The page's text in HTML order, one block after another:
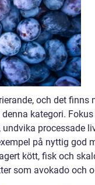
och det finns
kategori.
processade
på nyttig god
kött, fisk och
som avokado och